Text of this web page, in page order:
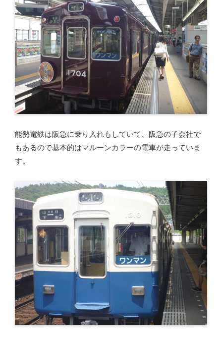
能勢電鉄は阪急に乗り入れもしていて、阪急の子会社で
もあるので基本的はマルーンカラーの電車が走っていま
す。